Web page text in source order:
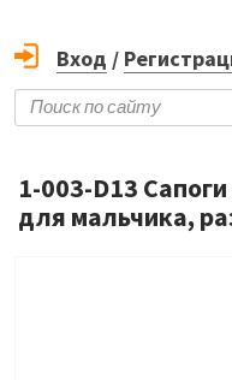
Вход /
1-003-D13
для мальчика,